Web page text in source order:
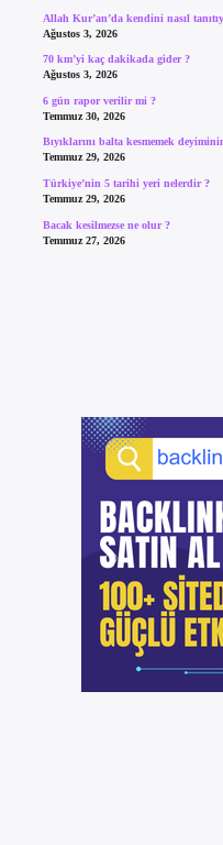
Allah Kur’an’da kendini nasıl
Ağustos 3, 2026
70 km’yi kaç dakikada gider ?
Ağustos 3, 2026
6 gün rapor verilir mi ?
Temmuz 30, 2026
Bıyıklarını balta kesmemek
Temmuz 29, 2026
Türkiye’nin 5 tarihi yeri nelerdir ?
Temmuz 29, 2026
Bacak kesilmezse ne olur ?
Temmuz 27, 2026